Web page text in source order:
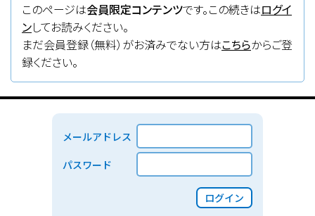
このページは会員限定コンテンツです。この続きはログイ
ンしてお読みください。
まだ会員登録（無料）がお済みでない方はこちらからご登
録ください。
メールアドレス
パスワード
ログイン